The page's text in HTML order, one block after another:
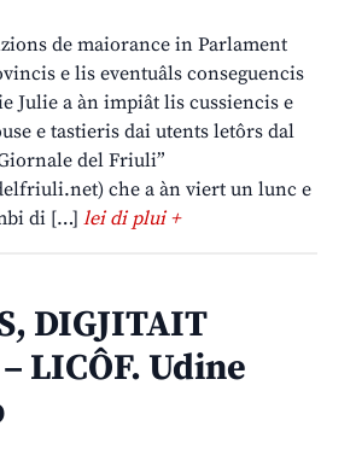
de maiorance in Parlament
e lis eventuâls conseguencis
Julie a àn impiât lis cussiencis e
e tastieris dai utents letôrs dal
del Friuli”
che a àn viert un lunc e
di […] lei di plui +
DIGJITAIT
LICÔF. Udine